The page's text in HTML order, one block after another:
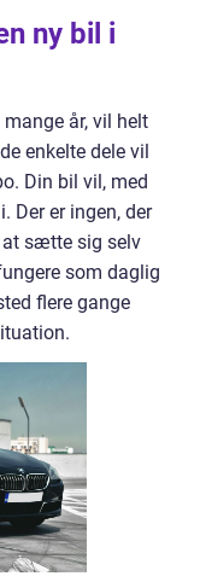
ny bil i
år, vil helt
enkelte dele vil
Din bil vil, med
Der er ingen, der
at sætte sig selv
som daglig
flere gange